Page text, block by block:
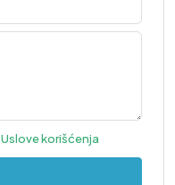
Uslove korišćenja